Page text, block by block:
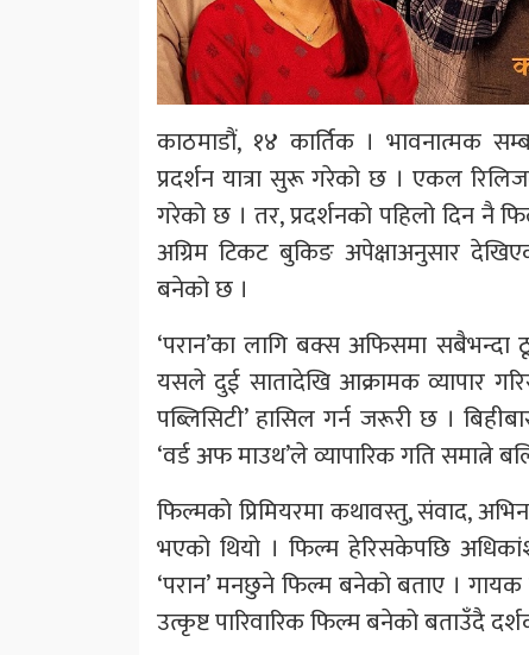
काठमाडौं, १४ कार्तिक । भावनात्मक
प्रदर्शन यात्रा सुरू गरेको छ । एकल
गरेको छ । तर, प्रदर्शनको पहिलो दिन नै
अग्रिम टिकट बुकिङ अपेक्षाअनुसार
बनेको छ ।
‘परान’का लागि बक्स अफिसमा
यसले दुई सातादेखि आक्रामक व्यापार
पब्लिसिटी’ हासिल गर्न जरूरी छ ।
‘वर्ड अफ माउथ’ले व्यापारिक गति समात्ने
फिल्मको प्रिमियरमा कथावस्तु, संवाद,
भएको थियो । फिल्म हेरिसकेपछि
‘परान’ मनछुने फिल्म बनेको बताए ।
उत्कृष्ट पारिवारिक फिल्म बनेको बताउँदै